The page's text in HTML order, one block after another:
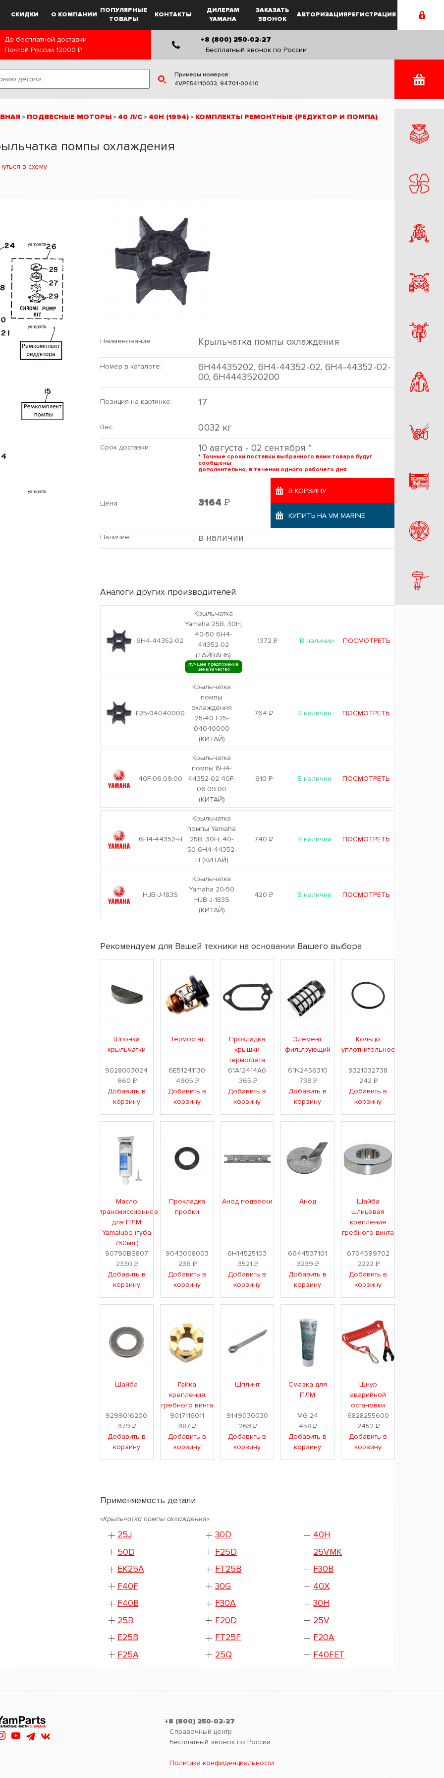
СКИДКИ О КОМПАНИИ
ПОПУЛЯРНЫЕ
ТОВАРЫ
КОНТАКТЫ
ДИЛЕРАМ
YAMAHA
ЗАКАЗАТЬ
ЗВОНОК
АВТОРИЗАЦИЯРЕГИСТРАЦИЯ
До бесплатной доставки
Почтой России 12000 Р
+8 (800) 250-02-27
Бесплатный звонок по России
Примеры номеров:
4VPE54110033, 94701-00410
> ПОДВЕСНЫЕ МОТОРЫ > 40 Л/С > 40H (1994) > КОМПЛЕКТЫ РЕМОНТНЫЕ (РЕДУКТОР И ПОМПА)
помпы охлаждения
в схему
Наименование: Крыльчатка помпы охлаждения
Номер в каталоге:
6H44435202, 6H4-44352-02, 6H4-44352-02-
00, 6H4443520200
Позиция на картинке: 17
Вес: 0.032 кг
Срок доставки: 10 августа - 02 сентября *
* Точные сроки поставки выбранного вами товара будут
сообщены
дополнительно, в течении одного рабочего дня
Цена: 3164 Р
В КОРЗИНУ
КУПИТЬ НА VM MARINE
Наличие: в наличии
Аналоги других производителей
6H4-44352-02
Крыльчатка
Yamaha 25B, 30H,
40-50 6H4-
44352-02
(ТАЙВАНЬ)
лучшее предложение
цена/качество
1372Р В наличии ПОСМОТРЕТЬ
F25-04040000
Крыльчатка
помпы
охлаждения
25-40 F25-
04040000
(КИТАЙ)
764Р В наличии ПОСМОТРЕТЬ
40F-06.09.00
Крыльчатка
помпы 6H4-
44352-02 40F-
06.09.00
(КИТАЙ)
610 Р В наличии ПОСМОТРЕТЬ
6H4-44352-H
Крыльчатка
помпы Yamaha
25B, 30H, 40-
50 6H4-44352-
H (КИТАЙ)
740Р В наличии ПОСМОТРЕТЬ
HJB-J-183S
Крыльчатка
Yamaha 20-50
HJB-J-183S
(КИТАЙ)
420Р В наличии ПОСМОТРЕТЬ
Рекомендуем для Вашей техники на основании Вашего выбора
Шпонка
крыльчатки
9028003024
660Р
Добавить в
корзину
Термостат
6E51241130
4905 Р
Добавить в
корзину
Прокладка
крышки
термостата
61A12414A0
365 Р
Добавить в
корзину
Элемент
фильтрующий
61N2456310
738 Р
Добавить в
корзину
Кольцо
уплотнительное
9321032738
242Р
Добавить в
корзину
Масло
трансмиссионное
для ПЛМ
Yamalube (туба
750мл.)
90790BS807
2330Р
Добавить в
корзину
Прокладка
пробки
9043008003
236 Р
Добавить в
корзину
Анод подвески
6H14525103
3521 Р
Добавить в
корзину
Анод
6644537101
3239Р
Добавить в
корзину
Шайба
шлицевая
крепления
гребного винта
6704599702
2222 Р
Добавить в
корзину
Шайба
9299016200
379Р
Добавить в
корзину
Гайка
крепления
гребного винта
9017116011
387Р
Добавить в
корзину
Шплинт
9149030030
263 Р
Добавить в
корзину
Смазка для
ПЛМ
MG-24
458Р
Добавить в
корзину
Шнур
аварийной
остановки
6828255600
2452Р
Добавить в
корзину
Применяемость детали
«Крыльчатка помпы охлаждения»
25J 30D
40H
50D
F25D
25VMK
EK25A
FT25B
F30B
F40F
30G
40X
F40B
F30A
30H
25B
F20D
25V
E25B
FT25F
F20A
F25A
25Q F40FET
+8 (800) 250-02-27
Справочный центр
Бесплатный звонок по России
Политика конфиденциальности